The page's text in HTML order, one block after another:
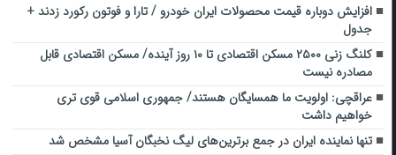
افزایش دوباره قیمت محصولات ایران خودرو / تارا و فوتون رکورد زدند +
جدول
کلنگ زنی ۲۵۰۰ مسکن اقتصادی تا ۱۰ روز آینده/ مسکن اقتصادی قابل
مصادره نیست
عراقچی: اولویت ما همسایگان هستند/ جمهوری اسلامی قوی تری
خواهیم داشت
تنها نماینده ایران در جمع برترین‌های لیگ نخبگان آسیا مشخص شد